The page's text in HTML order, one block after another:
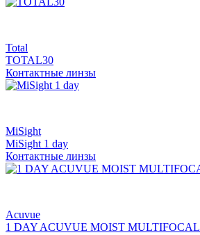
Total
TOTAL30
Контактные линзы
MiSight
MiSight 1 day
Контактные линзы
Acuvue
1 DAY ACUVUE MOIST MULTIFOCAL